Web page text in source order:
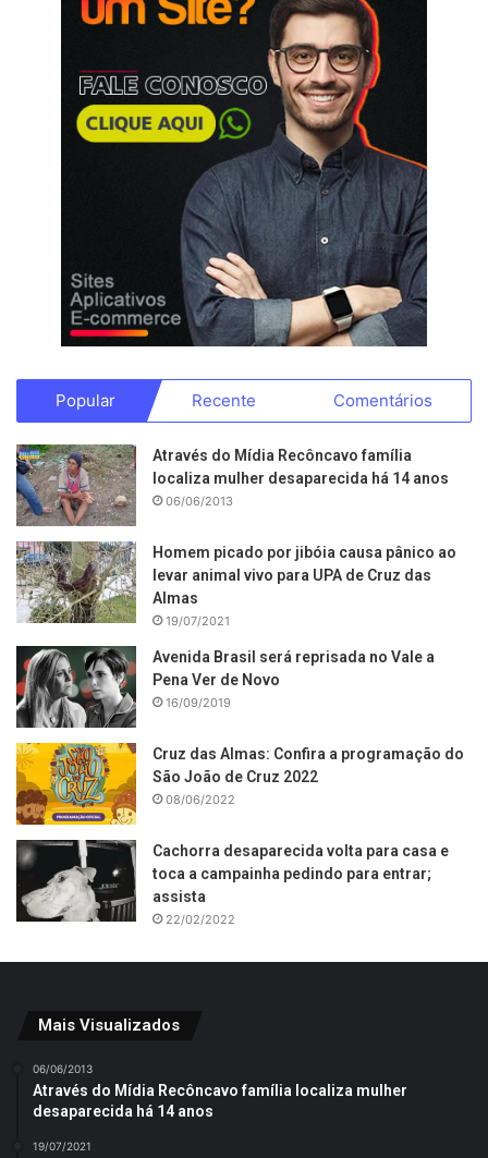
Popular Recente Comentários
Através do Mídia Recôncavo família
localiza mulher desaparecida há 14 anos
06/06/2013
Homem picado por jibóia causa pânico ao
levar animal vivo para UPA de Cruz das
Almas
19/07/2021
Avenida Brasil será reprisada no Vale a
Pena Ver de Novo
16/09/2019
Cruz das Almas: Confira a programação do
São João de Cruz 2022
08/06/2022
Cachorra desaparecida volta para casa e
toca a campainha pedindo para entrar;
assista
22/02/2022
Mais Visualizados
06/06/2013
Através do Mídia Recôncavo família localiza mulher
desaparecida há 14 anos
19/07/2021